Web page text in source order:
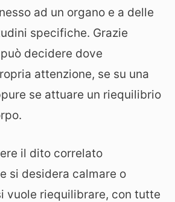
ad un organo e a delle
specifiche. Grazie
decidere dove
attenzione, se su una
se attuare un riequilibrio
il dito correlato
si desidera calmare o
vuole riequilibrare, con tutte